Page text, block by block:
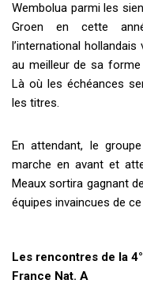
Wembolua parmi les
Groen en cette
l’international
au meilleur de sa
Là où les échéances
les titres.
En attendant, le
marche en avant et
Meaux sortira gagnant
équipes invaincues de
Les rencontres de la
France Nat. A